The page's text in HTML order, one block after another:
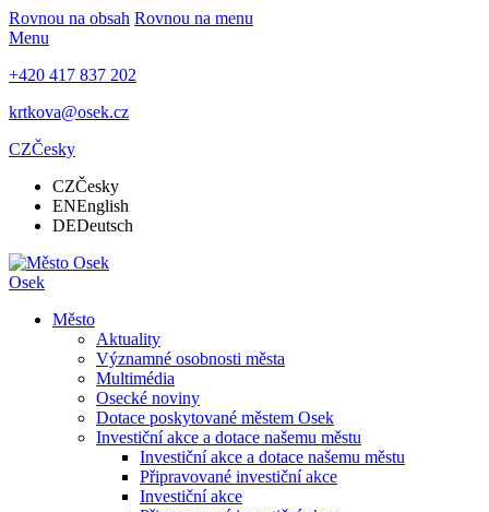
Rovnou na obsah Rovnou na menu
Menu
+420 417 837 202
krtkova@osek.cz
CZČesky
CZČesky
ENEnglish
DEDeutsch
Osek
Město
Aktuality
Významné osobnosti města
Multimédia
Osecké noviny
Dotace poskytované městem Osek
Investiční akce a dotace našemu městu
Investiční akce a dotace našemu městu
Připravované investiční akce
Investiční akce